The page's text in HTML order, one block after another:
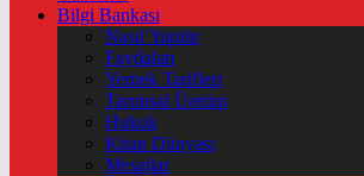
Bilgi Bankası
Nasıl Yapılır
Faydaları
Yemek Tarifleri
Tarımsal Üretim
Hukuk
Kitap Dünyası
Mesajlar